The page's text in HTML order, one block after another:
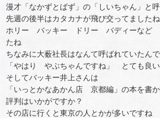
漫才「なかずとばず」の「しいちゃん」と
先週の後半はカタカナが飛び交ってましたね
ホリー バッキー ドリー バディーなど
たね
ちなみに大薮社長はなんて呼ばれていたん
「やはり やぶちゃんですね」 とても良
そしてバッキー井上さんは
「いっとかなあかん店 京都編」の本を書
評判はいかがですか？
その店に行くと東京の人とかが多いですね